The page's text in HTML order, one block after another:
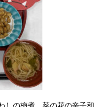
しの梅煮、菜の花の辛子和